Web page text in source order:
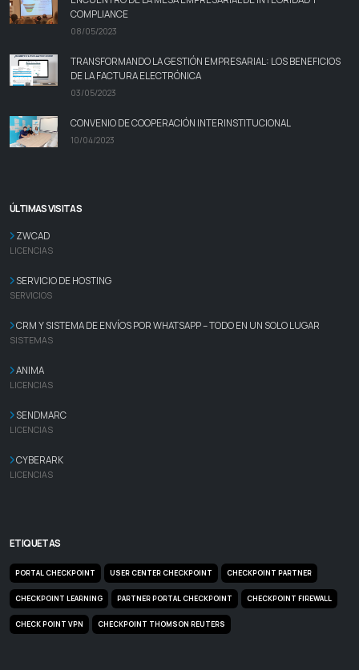
COMPLIANCE
08/05/2023
TRANSFORMANDO LA GESTIÓN EMPRESARIAL: LOS BENEFICIOS
DE LA FACTURA ELECTRÓNICA
03/05/2023
CONVENIO DE COOPERACIÓN INTERINSTITUCIONAL
10/04/2023
ÚLTIMAS VISITAS
ZWCAD
LICENCIAS
SERVICIO DE HOSTING
SERVICIOS
CRM Y SISTEMA DE ENVÍOS POR WHATSAPP – TODO EN UN SOLO LUGAR
SISTEMAS
ANIMA
LICENCIAS
SENDMARC
LICENCIAS
CYBERARK
LICENCIAS
ETIQUETAS
PORTAL CHECKPOINT USER CENTER CHECKPOINT CHECKPOINT PARTNER
CHECKPOINT LEARNING PARTNER PORTAL CHECKPOINT CHECKPOINT FIREWALL
CHECK POINT VPN CHECKPOINT THOMSON REUTERS